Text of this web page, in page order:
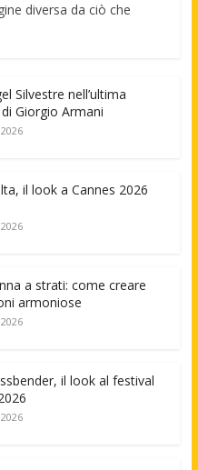
diversa da ciò che
Silvestre nell’ultima
Giorgio Armani
il look a Cannes 2026
a strati: come creare
armoniose
il look al festival